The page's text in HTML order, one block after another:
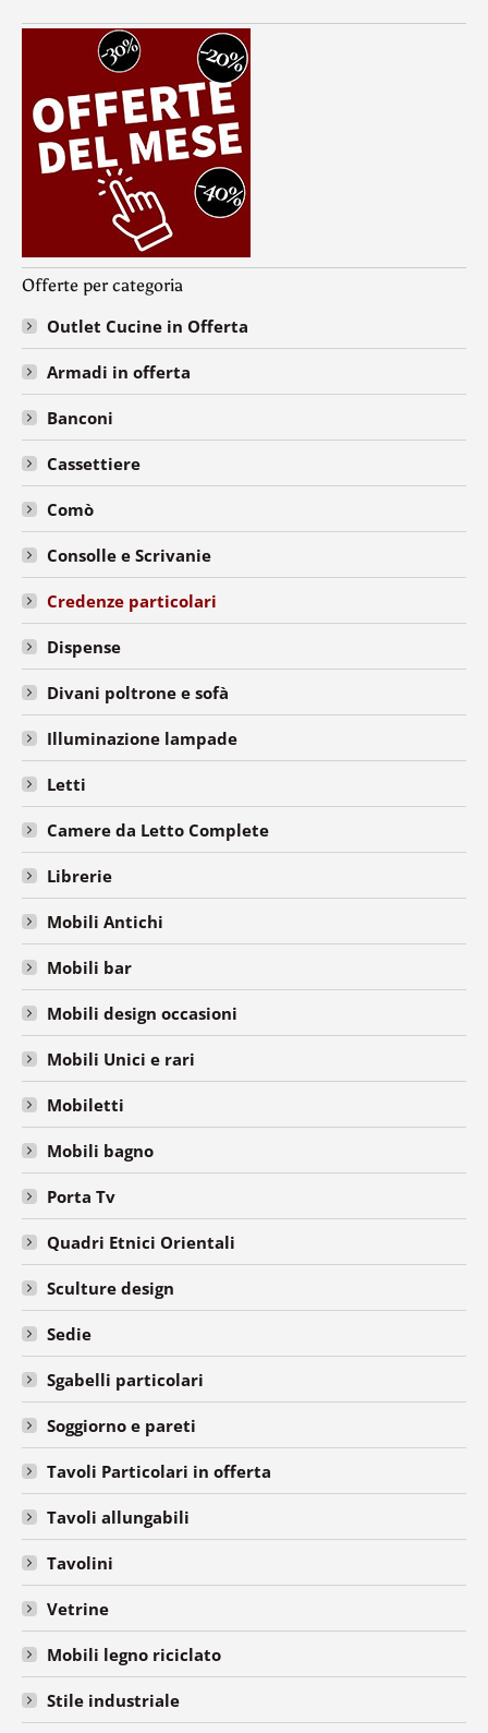
Offerte per categoria
Outlet Cucine in Offerta
Armadi in offerta
Banconi
Cassettiere
Comò
Consolle e Scrivanie
Credenze particolari
Dispense
Divani poltrone e sofà
Illuminazione lampade
Letti
Camere da Letto Complete
Librerie
Mobili Antichi
Mobili bar
Mobili design occasioni
Mobili Unici e rari
Mobiletti
Mobili bagno
Porta Tv
Quadri Etnici Orientali
Sculture design
Sedie
Sgabelli particolari
Soggiorno e pareti
Tavoli Particolari in offerta
Tavoli allungabili
Tavolini
Vetrine
Mobili legno riciclato
Stile industriale